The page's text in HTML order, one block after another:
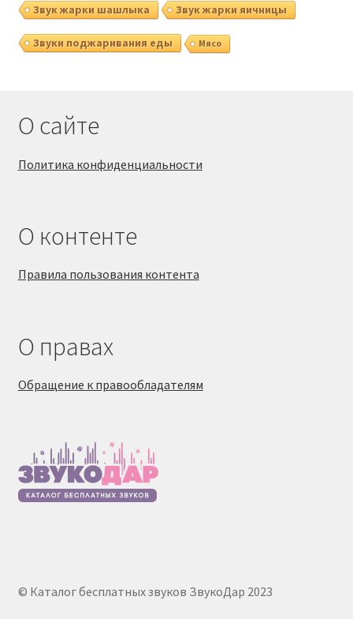
Звук жарки шашлыка Звук жарки яичницы
Звуки поджаривания еды Мясо
О сайте
Политика конфиденциальности
О контенте
Правила пользования контента
О правах
Обращение к правообладателям
© Каталог бесплатных звуков ЗвукоДар 2023